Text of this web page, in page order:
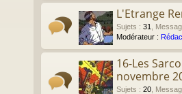
L'Etrange
Sujets : 31
Modérateur :
16-Les
novembre
Sujets : 20